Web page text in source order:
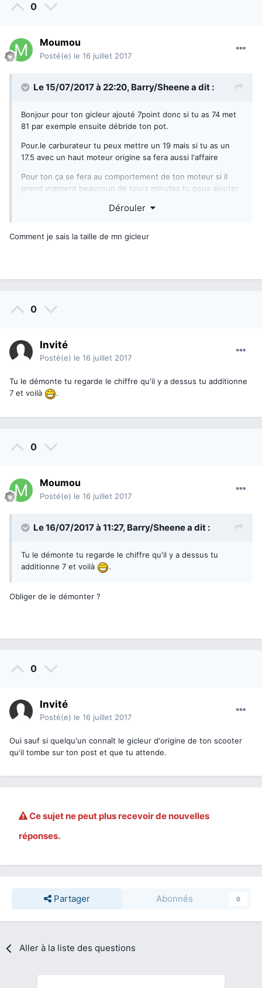
0
Moumou
Posté(e) le 16 juillet 2017
Le 15/07/2017 à 22:20, Barry/Sheenea dit :
Bonjour pour ton gicleur ajouté 7point donc si tu as 74 met
81 par exemple ensuite débride ton pot.
Pour.le carburateur tu peux mettre un 19 mais si tu as un
17.5 avec un haut moteur origine sa fera aussi l'affaire
Pour ton ça se fera au comportement de ton moteur si il
prend vraiment beaucoup de tours minutes tu peux ajouter
Dérouler
Comment je sais la taille de mn gicleur
0
Invité
Posté(e) le 16 juillet 2017
Tu le démonte tu regarde le chiffre qu'il y a dessus tu additionne
7 et voilà
.
0
Moumou
Posté(e) le 16 juillet 2017
Le 16/07/2017 à 11:27, Barry/Sheenea dit :
Tu le démonte tu regarde le chiffre qu'il y a dessus tu
additionne 7 et voilà
.
Obliger de le démonter ?
0
Invité
Posté(e) le 16 juillet 2017
Oui sauf si quelqu'un connaît le gicleur d'origine de ton scooter
qu'il tombe sur ton post et que tu attende.
Ce sujet ne peut plus recevoir de nouvelles
réponses.
Partager Abonnés 0
Aller à la liste des questions